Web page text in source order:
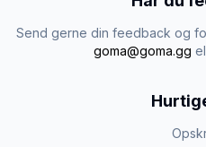
Send gerne din feedback og
goma@goma.gg